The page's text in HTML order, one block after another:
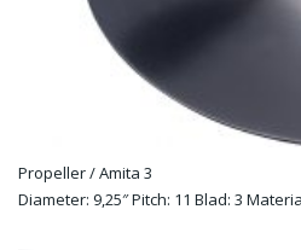
Propeller / Amita 3
Diameter: 9,25″ Pitch: 11 Blad: 3